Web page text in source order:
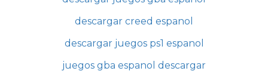
descargar creed espanol
descargar juegos ps1 espanol
juegos gba espanol descargar